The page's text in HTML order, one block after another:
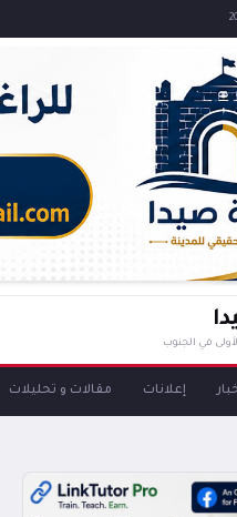
الأولى في الجنوب
إعلانات مقالات و تحليلات